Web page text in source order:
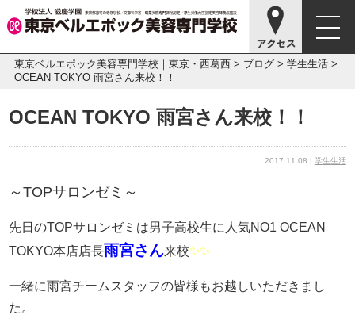
東京ベルエポック美容専門学校｜東京・西葛西> ブログ> 学生生活>
OCEAN TOKYO 雨宮さん来校！！
OCEAN TOKYO 雨宮さん来校！！
2017.11.08 | 学生生活
～TOPサロンゼミ～
先日のTOPサロンゼミは男子高校生に人気NO1 OCEAN
TOKYO本店店長雨宮さん来校✨✨
一緒に雨宮チームスタッフの皆様もお越しいただきまし
た。